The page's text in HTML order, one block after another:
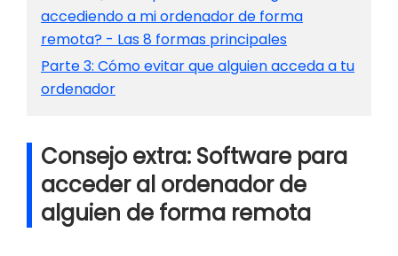
accediendo a mi ordenador de forma
remota? - Las 8 formas principales
Parte 3: Cómo evitar que alguien acceda a tu
ordenador
Consejo extra: Software para
acceder al ordenador de
alguien de forma remota